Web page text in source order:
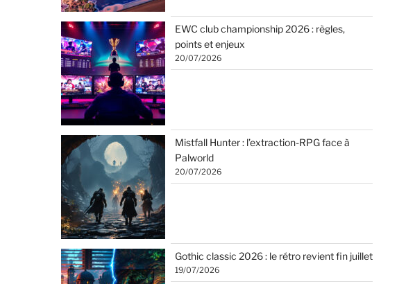
EWC club championship 2026 : règles,
points et enjeux
20/07/2026
Mistfall Hunter : l’extraction-RPG face à
Palworld
20/07/2026
Gothic classic 2026 : le rétro revient fin juillet
19/07/2026